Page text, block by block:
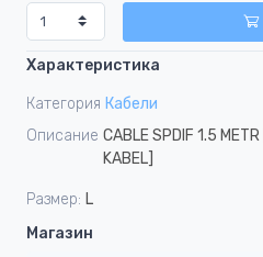
Характеристика
Категория Кабели
Описание CABLE SPDIF 1.5
KABEL]
Размер: L
Магазин